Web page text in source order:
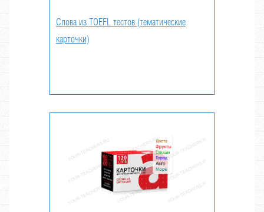
Слова из TOEFL тестов (тематические
карточки)